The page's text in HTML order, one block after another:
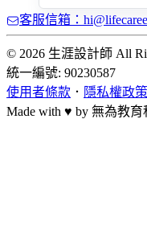
客服信箱：
© 2026 生涯設計師 All
統一編號: 90230587
使用者條款 ． 隱私權政策
Made with ♥ by 無為教育